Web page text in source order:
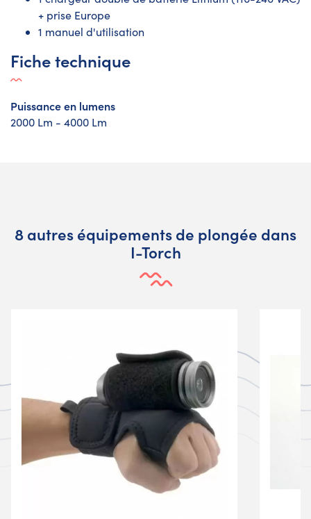
+ prise Europe
1 manuel d'utilisation
Fiche technique
Puissance en lumens
2000 Lm - 4000 Lm
8 autres équipements de plongée dans
I-Torch